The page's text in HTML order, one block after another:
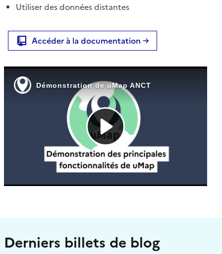
Utiliser des données distantes
Accéder à la documentation →
Derniers billets de blog